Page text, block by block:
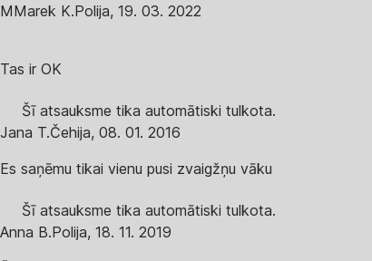
MMarek K.Polija, 19. 03. 2022
Tas ir OK
Šī atsauksme tika automātiski tulkota.
Jana T.Čehija, 08. 01. 2016
Es saņēmu tikai vienu pusi zvaigžņu vāku
Šī atsauksme tika automātiski tulkota.
Anna B.Polija, 18. 11. 2019